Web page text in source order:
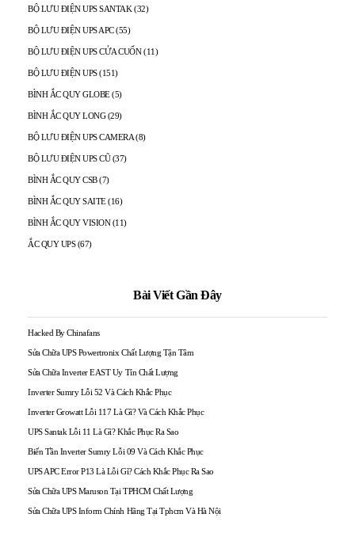
BỘ LƯU ĐIỆN UPS SANTAK (32)
BỘ LƯU ĐIỆN UPS APC (55)
BỘ LƯU ĐIỆN UPS CỬA CUỐN (11)
BỘ LƯU ĐIỆN UPS (151)
BÌNH ẮC QUY GLOBE (5)
BÌNH ẮC QUY LONG (29)
BỘ LƯU ĐIỆN UPS CAMERA (8)
BỘ LƯU ĐIỆN UPS CŨ (37)
BÌNH ẮC QUY CSB (7)
BÌNH ẮC QUY SAITE (16)
BÌNH ẮC QUY VISION (11)
ẮC QUY UPS (67)
Bài Viết Gần Đây
Hacked By Chinafans
Sửa Chữa UPS Powertronix Chất Lượng Tận Tâm
Sửa Chữa Inverter EAST Uy Tín Chất Lượng
Inverter Sumry Lỗi 52 Và Cách Khắc Phục
Inverter Growatt Lỗi 117 Là Gì? Và Cách Khắc Phục
UPS Santak Lỗi 11 Là Gì? Khắc Phục Ra Sao
Biến Tần Inverter Sumry Lỗi 09 Và Cách Khắc Phục
UPS APC Error P13 Là Lỗi Gì? Cách Khắc Phục Ra Sao
Sửa Chữa UPS Maruson Tại TPHCM Chất Lượng
Sửa Chữa UPS Inform Chính Hãng Tại Tphcm Và Hà Nội